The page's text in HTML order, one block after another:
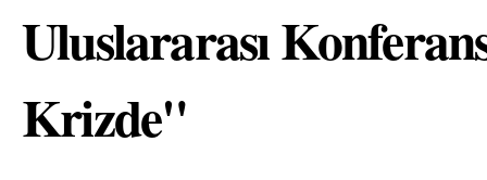
Uluslararası
Krizde"